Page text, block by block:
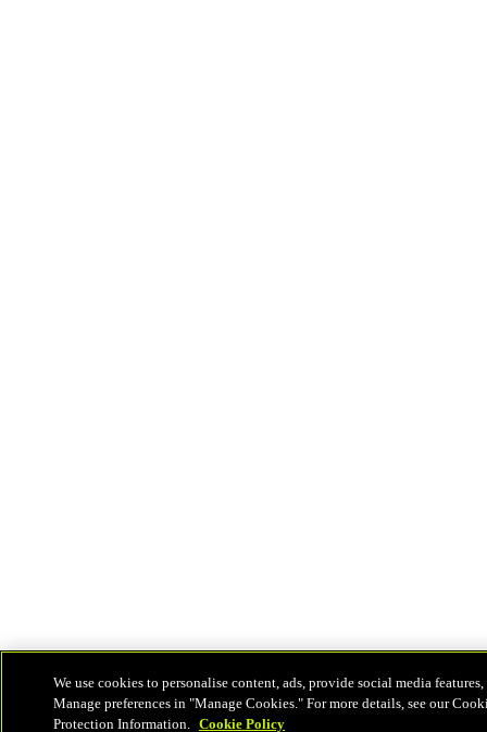
We use cookies to personalise content, ads, provide social media
Manage preferences in "Manage Cookies." For more details, see our
Protection Information. Cookie Policy